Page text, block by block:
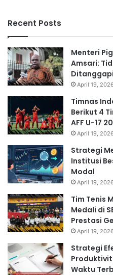
Recent Posts
Menteri
Amsari:
April 19, 2026
Timnas
Berikut 4
AFF U-17
April 19, 2026
Strategi
Institusi
Modal
April 19, 2026
Tim Tenis
Medali di
Prestasi
April 19, 2026
Strategi
Waktu